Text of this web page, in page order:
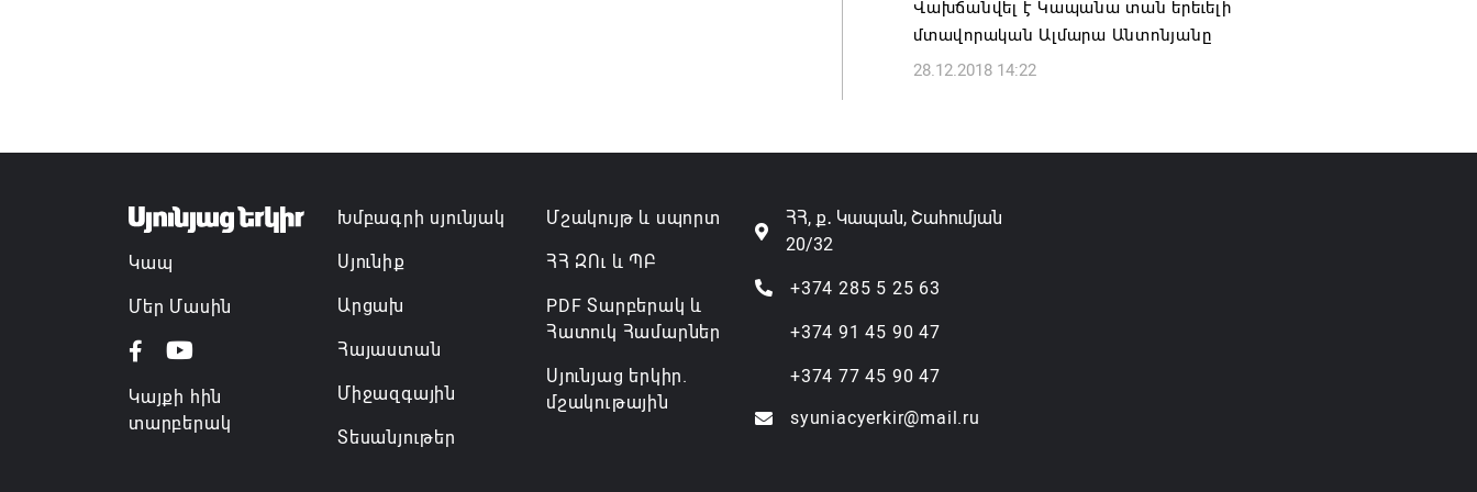
07.08.2026 13:49
Վախճանվել է Կապանա տան երեւելի
մտավորական Ալմարա Անտոնյանը
28.12.2018 14:22
Կապ
Մեր Մասին
Կայքի հին
տարբերակ
Խմբագրի սյունյակ
Սյունիք
Արցախ
Հայաստան
Միջազգային
Տեսանյութեր
Մշակույթ և սպորտ
ՀՀ ԶՈւ և ՊԲ
PDF Տարբերակ և
Հատուկ Համարներ
Սյունյաց երկիր.
մշակութային
ՀՀ, ք․ Կապան, Շահումյան
20/32
+374 285 5 25 63
+374 91 45 90 47
+374 77 45 90 47
syuniacyerkir@mail.ru